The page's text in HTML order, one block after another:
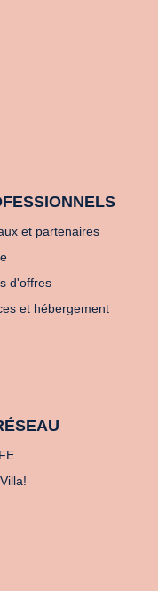
et partenaires
d'offres
et hébergement